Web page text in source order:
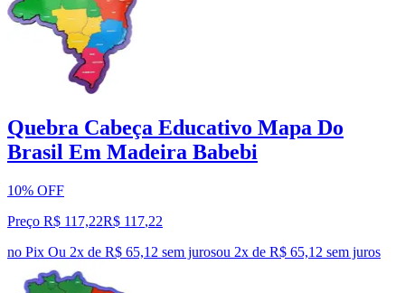
Quebra Cabeça Educativo Mapa Do
Brasil Em Madeira Babebi
10% OFF
Preço R$ 117,22R$ 117,22
no Pix Ou 2x de R$ 65,12 sem jurosou 2x de R$ 65,12 sem juros